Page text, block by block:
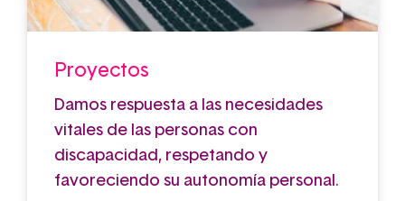
Proyectos
Damos respuesta a las necesidades
vitales de las personas con
discapacidad, respetando y
favoreciendo su autonomía personal.